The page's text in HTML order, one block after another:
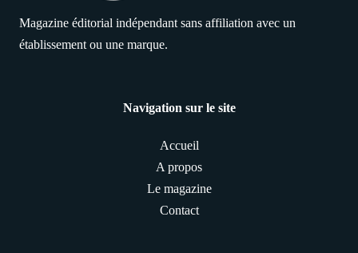
Magazine éditorial indépendant sans affiliation avec un
établissement ou une marque.
Navigation sur le site
Accueil
A propos
Le magazine
Contact